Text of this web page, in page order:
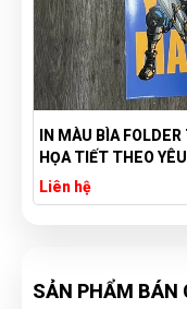
IN MÀU BÌA
HỌA TIẾT THEO
Liên hệ
SẢN PHẨM BÁN